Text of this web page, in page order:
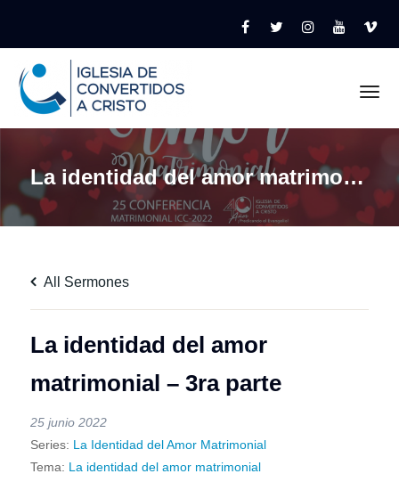
La identidad del amor matrimonial – 3ra parte
All Sermones
La identidad del amor
matrimonial – 3ra parte
25 junio 2022
Series: La Identidad del Amor Matrimonial
Tema: La identidad del amor matrimonial